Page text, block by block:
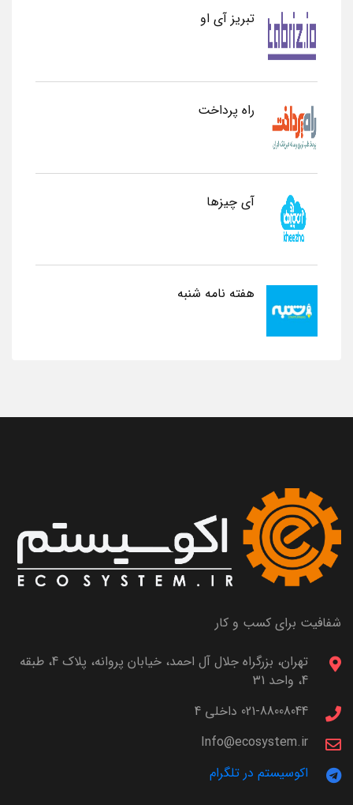
تبریز آی او
راه پرداخت
آی چیزها
هفته نامه شنبه
شفافیت برای کسب و کار
تهران، بزرگراه جلال آل احمد، خیابان پروانه، پلاک 4، طبقه
4، واحد 31
021-88008044 داخلی 4
Info@ecosystem.ir
اکوسیستم در تلگرام